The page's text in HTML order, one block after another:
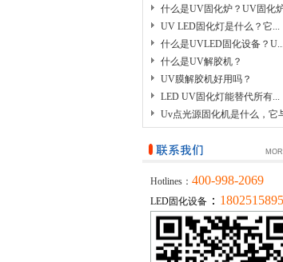
什么是UV固化炉？UV固化
UV LED固化灯是什么？它...
什么是UVLED固化设备？U...
什么是UV解胶机？
UV膜解胶机好用吗？
LED UV固化灯能替代所有...
Uv点光源固化机是什么，它
Hotlines： 400-998-2069
LED固化设备 ：